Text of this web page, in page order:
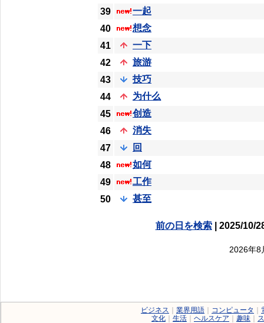
39
一起
40
想念
41
一下
42
旅游
43
技巧
44
为什么
45
创造
46
消失
47
回
48
如何
49
工作
50
甚至
前の日を検索| 2025/10/
2026年8
ビジネス 業界用語 コンピュータ
文化
生活 ヘルスケア 趣味